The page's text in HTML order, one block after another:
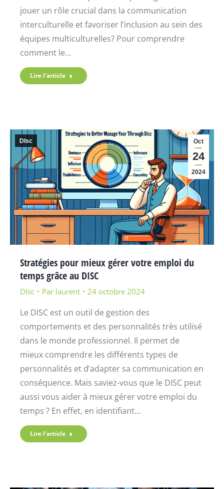
jouer un rôle crucial dans la communication
interculturelle et favoriser l’inclusion au sein des
équipes multiculturelles? Pour comprendre
comment le…
Lire l'article
Oct
24
2024
DIsc
Stratégies pour mieux gérer votre emploi du
temps grâce au DISC
DIsc Par laurent 24 octobre 2024
Le DISC est un outil de gestion des
comportements et des personnalités très utilisé
dans le monde professionnel. Il permet de
mieux comprendre les différents types de
personnalités et d’adapter sa communication en
conséquence. Mais saviez-vous que le DISC peut
aussi vous aider à mieux gérer votre emploi du
temps ? En effet, en identifiant…
Lire l'article